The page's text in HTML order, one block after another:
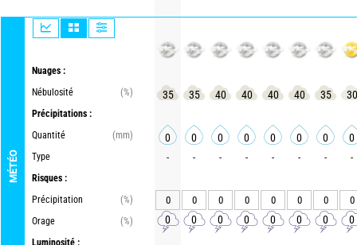
MÉTÉO
Nuages :
Nébulosité
(%)
Précipitations :
Quantité
(mm)
Type
Risques :
Précipitation
(%)
Orage
(%)
Luminosité :
35 35 40 40 40 40 35 30
0 0 0 0 0 0 0 0
- - - - - - - -
0 0 0 0 0 0 0 0
0 0 0 0 0 0 0 0